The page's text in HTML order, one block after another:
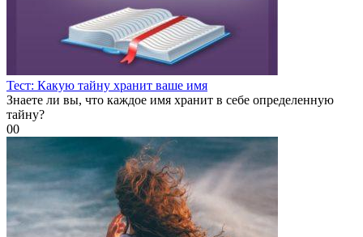
Тест: Какую тайну хранит ваше имя
Знаете ли вы, что каждое имя хранит в себе определенную
тайну?
00